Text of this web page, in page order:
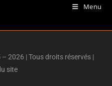
Menu
2026 | Tous droits réservés |
site